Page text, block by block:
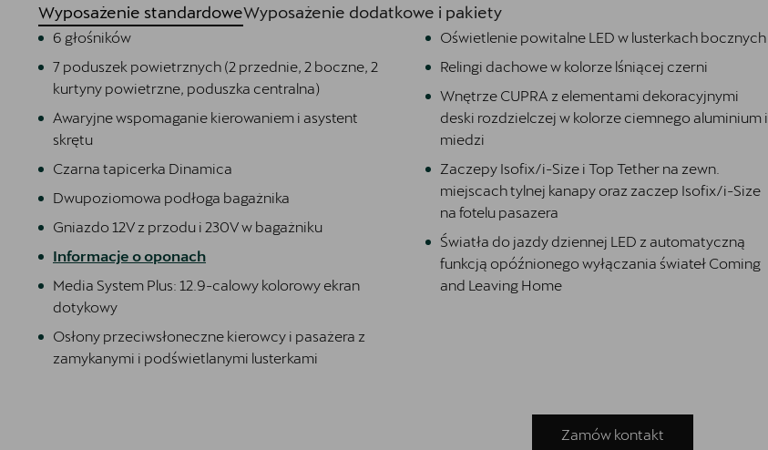
Wyposażenie standardoweWyposażenie dodatkowe i pakiety
6 głośników
7 poduszek powietrznych (2 przednie, 2 boczne, 2
kurtyny powietrzne, poduszka centralna)
Awaryjne wspomaganie kierowaniem i asystent
skrętu
Czarna tapicerka Dinamica
Dwupoziomowa podłoga bagażnika
Gniazdo 12V z przodu i 230V w bagażniku
Informacje o oponach
Media System Plus: 12.9-calowy kolorowy ekran
dotykowy
Osłony przeciwsłoneczne kierowcy i pasażera z
zamykanymi i podświetlanymi lusterkami
Oświetlenie powitalne LED w lusterkach bocznych
Relingi dachowe w kolorze lśniącej czerni
Wnętrze CUPRA z elementami dekoracyjnymi
deski rozdzielczej w kolorze ciemnego aluminium i
miedzi
Zaczepy Isofix/i-Size i Top Tether na zewn.
miejscach tylnej kanapy oraz zaczep Isofix/i-Size
na fotelu pasazera
Światła do jazdy dziennej LED z automatyczną
funkcją opóźnionego wyłączania świateł Coming
and Leaving Home
Zamów kontakt